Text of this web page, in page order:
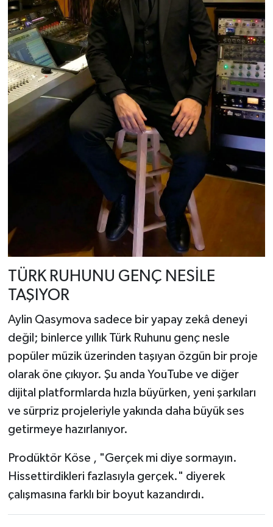
TÜRK RUHUNU GENÇ NESİLE
TAŞIYOR
Aylin Qasymova sadece bir yapay zekâ deneyi
değil; binlerce yıllık Türk Ruhunu genç nesle
popüler müzik üzerinden taşıyan özgün bir proje
olarak öne çıkıyor. Şu anda YouTube ve diğer
dijital platformlarda hızla büyürken, yeni şarkıları
ve sürpriz projeleriyle yakında daha büyük ses
getirmeye hazırlanıyor.
Prodüktör Köse , "Gerçek mi diye sormayın.
Hissettirdikleri fazlasıyla gerçek." diyerek
çalışmasına farklı bir boyut kazandırdı.